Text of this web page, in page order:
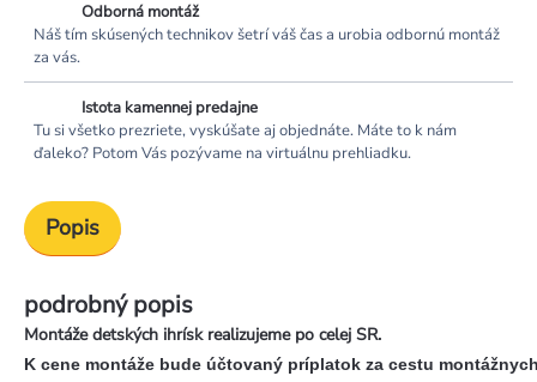
Odborná montáž
Náš tím skúsených technikov šetrí váš čas a urobia odbornú montáž
za vás.
Istota kamennej predajne
Tu si všetko prezriete, vyskúšate aj objednáte. Máte to k nám
ďaleko? Potom Vás pozývame na virtuálnu prehliadku.
Popis
podrobný popis
Montáže detských ihrísk realizujeme po celej SR.
K cene montáže bude účtovaný príplatok za cestu